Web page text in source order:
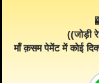
((जोड़ी
माँ क़सम पेमेंट में कोई